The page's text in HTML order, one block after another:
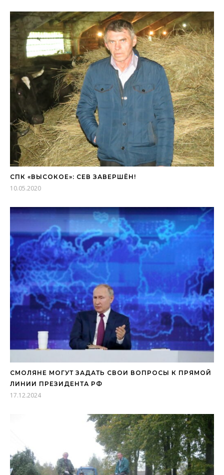
СПК «ВЫСОКОЕ»: СЕВ ЗАВЕРШЁН!
10.05.2020
СМОЛЯНЕ МОГУТ ЗАДАТЬ СВОИ ВОПРОСЫ К ПРЯМОЙ
ЛИНИИ ПРЕЗИДЕНТА РФ
17.12.2024